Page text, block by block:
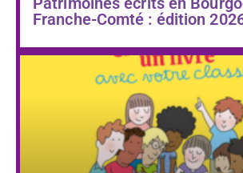
Franche-Comté : édition